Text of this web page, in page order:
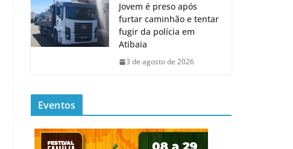
Jovem é preso após
furtar caminhão e tentar
fugir da polícia em
Atibaia
3 de agosto de 2026
Eventos